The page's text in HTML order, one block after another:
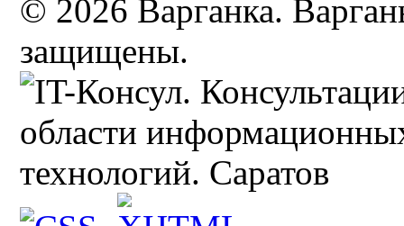
© 2026 Варганка.
защищены.